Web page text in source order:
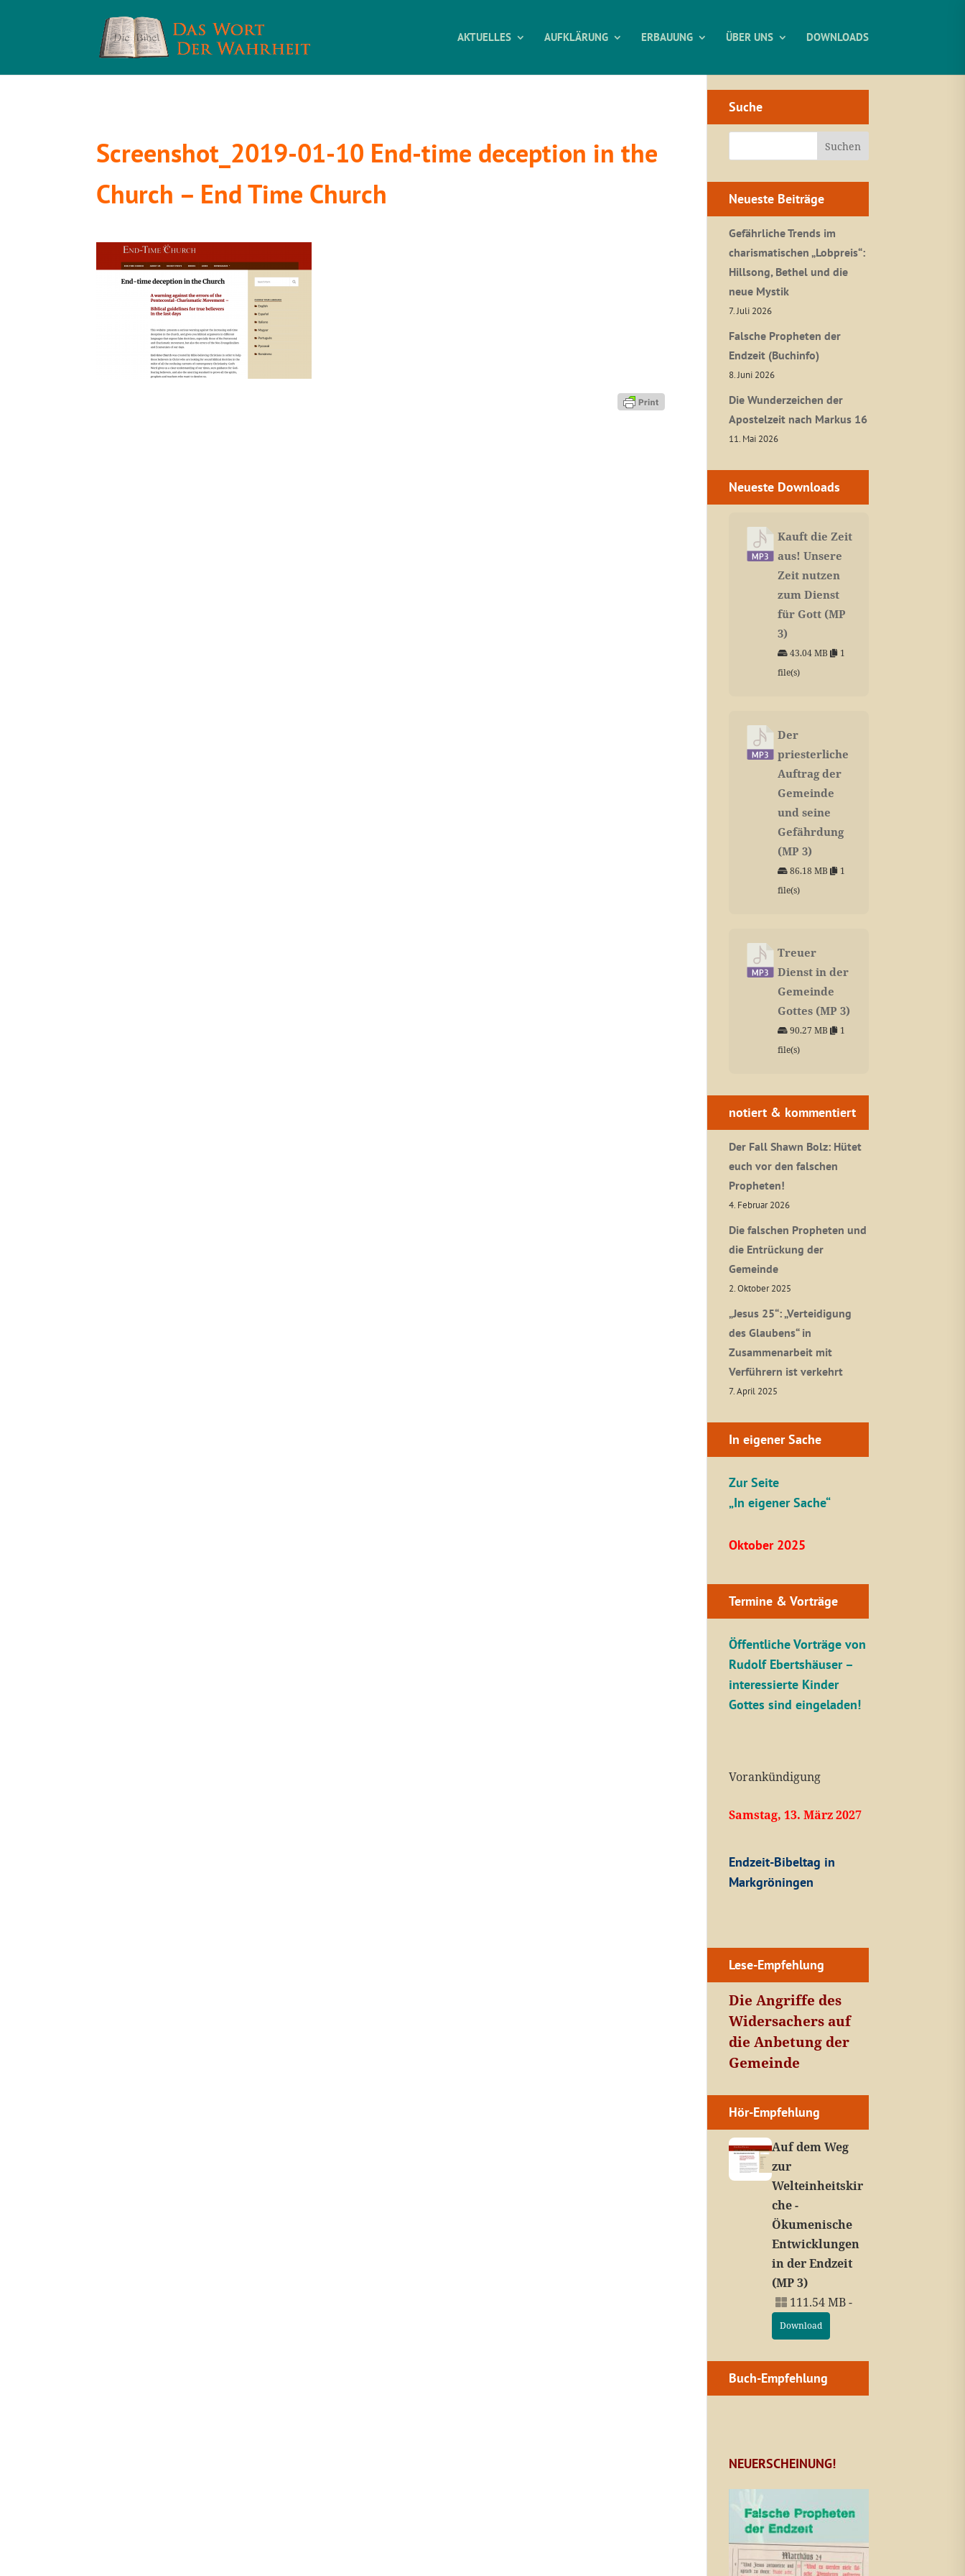
AKTUELLES AUFKLÄRUNG ERBAUUNG ÜBER UNS DOWNLOADS
Screenshot_2019-01-10 End-time deception in the
Church – End Time Church
Suche
Neueste Beiträge
Gefährliche Trends im
charismatischen „Lobpreis“:
Hillsong, Bethel und die
neue Mystik
7. Juli 2026
Falsche Propheten der
Endzeit (Buchinfo)
8. Juni 2026
Die Wunderzeichen der
Apostelzeit nach Markus 16
11. Mai 2026
Neueste Downloads
Kauft die Zeit
aus! Unsere
Zeit nutzen
zum Dienst
für Gott (MP
3)
43.04 MB
1
file(s)
Der
priesterliche
Auftrag der
Gemeinde
und seine
Gefährdung
(MP 3)
86.18 MB
1
file(s)
Treuer
Dienst in der
Gemeinde
Gottes (MP 3)
90.27 MB
1
file(s)
notiert & kommentiert
Der Fall Shawn Bolz: Hütet
euch vor den falschen
Propheten!
4. Februar 2026
Die falschen Propheten und
die Entrückung der
Gemeinde
2. Oktober 2025
„Jesus 25“: „Verteidigung
des Glaubens“ in
Zusammenarbeit mit
Verführern ist verkehrt
7. April 2025
In eigener Sache
Zur Seite
„In eigener Sache“
Oktober 2025
Termine & Vorträge
Öffentliche Vorträge von
Rudolf Ebertshäuser –
interessierte Kinder
Gottes sind eingeladen!
Vorankündigung
Samstag, 13. März 2027
Endzeit-Bibeltag in
Markgröningen
Lese-Empfehlung
Die Angriffe des
Widersachers auf
die Anbetung der
Gemeinde
Hör-Empfehlung
Auf dem Weg
zur
Welteinheitskir
che -
Ökumenische
Entwicklungen
in der Endzeit
(MP 3)
111.54 MB -
Download
Buch-Empfehlung
NEUERSCHEINUNG!